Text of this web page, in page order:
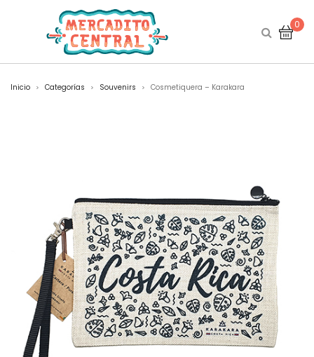
0
Inicio > Categorías > Souvenirs > Cosmetiquera – Karakara